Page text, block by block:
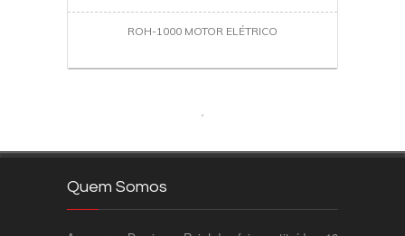
ROH-1000 MOTOR ELÉTRICO
Quem Somos